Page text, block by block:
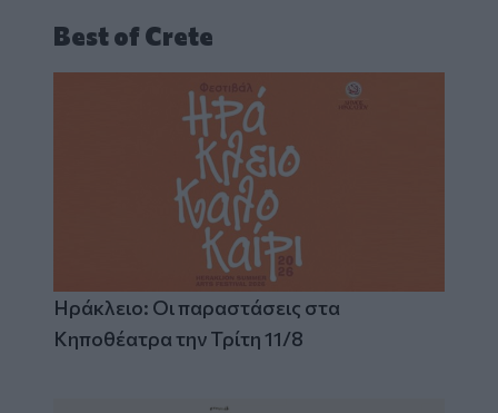
Best of Crete
Ηράκλειο: Οι παραστάσεις στα
Κηποθέατρα την Τρίτη 11/8